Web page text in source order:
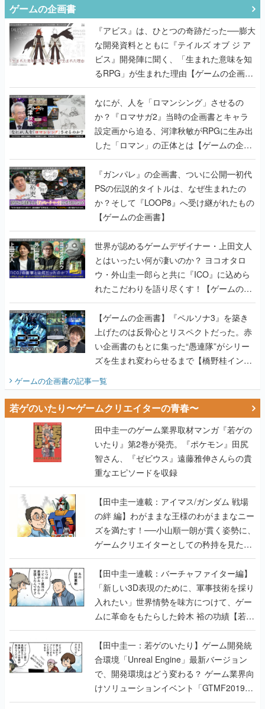
ゲームの企画書
『アビス』は、ひとつの奇跡だった──膨大
な開発資料とともに『テイルズ オブ ジ ア
ビス』開発陣に聞く、「生まれた意味を知
るRPG」が生まれた理由【ゲームの企画
書】
なにが、人を「ロマンシング」させるの
か？『ロマサガ2』当時の企画書とキャラ
設定画から迫る、河津秋敏がRPGに生み出
した「ロマン」の正体とは【ゲームの企画
書】
『ガンパレ』の企画書、ついに公開━初代
PSの伝説的タイトルは、なぜ生まれたの
か？そして『LOOP8』へ受け継がれたもの
【ゲームの企画書】
世界が認めるゲームデザイナー・上田文人
とはいったい何が凄いのか？ ヨコオタロ
ウ・外山圭一郎らと共に『ICO』に込めら
れたこだわりを語り尽くす！【ゲームの企
画書】
【ゲームの企画書】『ペルソナ3』を築き
上げたのは反骨心とリスペクトだった。赤
い企画書のもとに集った“愚連隊”がシリー
ズを生まれ変わらせるまで【橋野桂インタ
ビュー】
ゲームの企画書の記事一覧
若ゲのいたり〜ゲームクリエイターの青春〜
田中圭一のゲーム業界取材マンガ『若ゲの
いたり』第2巻が発売。『ポケモン』田尻
智さん、『ゼビウス』遠藤雅伸さんらの貴
重なエピソードを収録
【田中圭一連載：アイマス/ガンダム 戦場
の絆 編】わがままな王様のわがままなニー
ズを満たす！──小山順一朗が貫く姿勢に、
ゲームクリエイターとしての矜持を見た
【若ゲのいたり最終回】
【田中圭一連載：バーチャファイター編】
「新しい3D表現のために、軍事技術を採り
入れたい」世界情勢を味方につけて、ゲー
ムに革命をもたらした鈴木 裕の功績【若ゲ
のいたり】
【田中圭一：若ゲのいたり】ゲーム開発統
合環境「Unreal Engine」最新バージョン
で、開発環境はどう変わる？ ゲーム業界向
けソリューションイベント「GTMF2019」
に行って、より理解を深めよう【PR】